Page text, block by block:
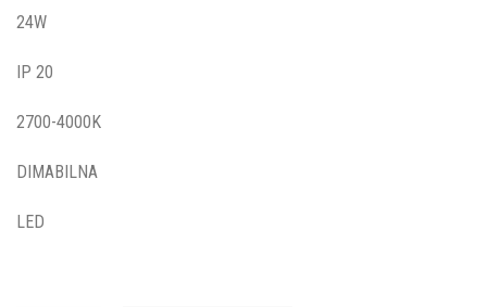
24W
IP 20
2700-4000K
DIMABILNA
LED